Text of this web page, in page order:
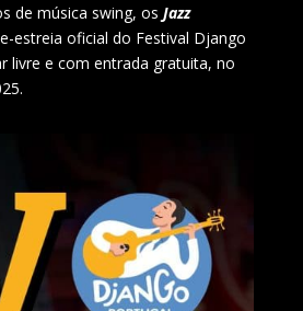
de música swing, os Jazz
estreia oficial do Festival Django
livre e com entrada gratuita, no